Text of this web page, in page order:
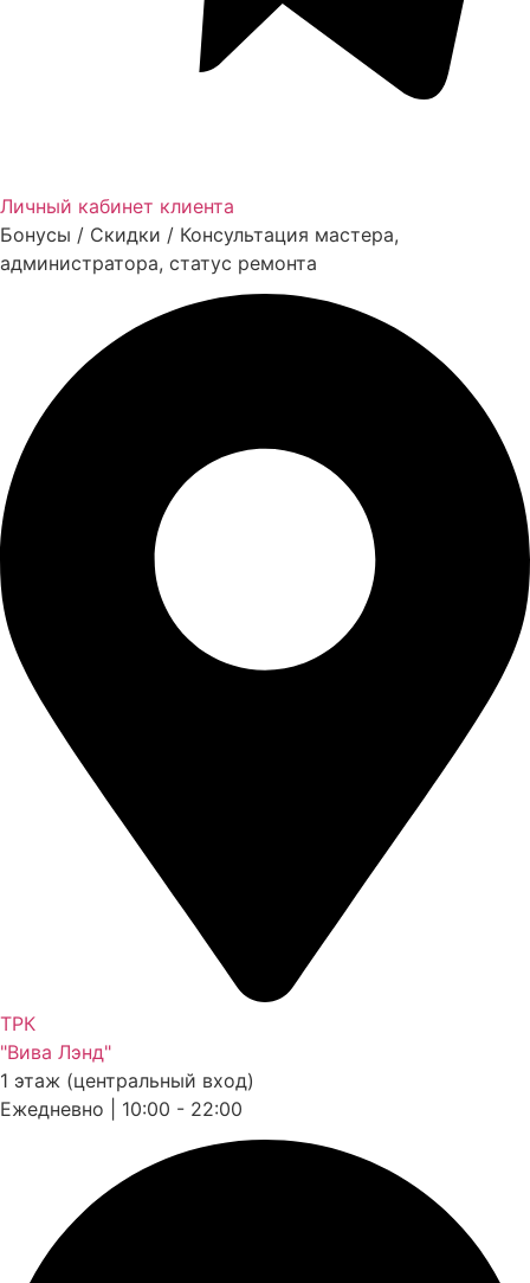
Личный кабинет клиента
Бонусы / Скидки / Консультация мастера,
администратора, статус ремонта
ТРК
"Вива Лэнд"
1 этаж (центральный вход)
Ежедневно | 10:00 - 22:00